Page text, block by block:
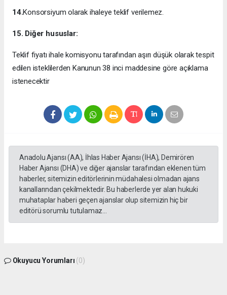
14.Konsorsiyum olarak ihaleye teklif verilemez.
15. Diğer hususlar:
Teklif fiyatı ihale komisyonu tarafından aşırı düşük olarak tespit
edilen isteklilerden Kanunun 38 inci maddesine göre açıklama
istenecektir
Anadolu Ajansı (AA), İhlas Haber Ajansı (İHA), Demirören
Haber Ajansı (DHA) ve diğer ajanslar tarafından eklenen tüm
haberler, sitemizin editörlerinin müdahalesi olmadan ajans
kanallarından çekilmektedir. Bu haberlerde yer alan hukuki
muhataplar haberi geçen ajanslar olup sitemizin hiç bir
editörü sorumlu tutulamaz...
Okuyucu Yorumları (0)